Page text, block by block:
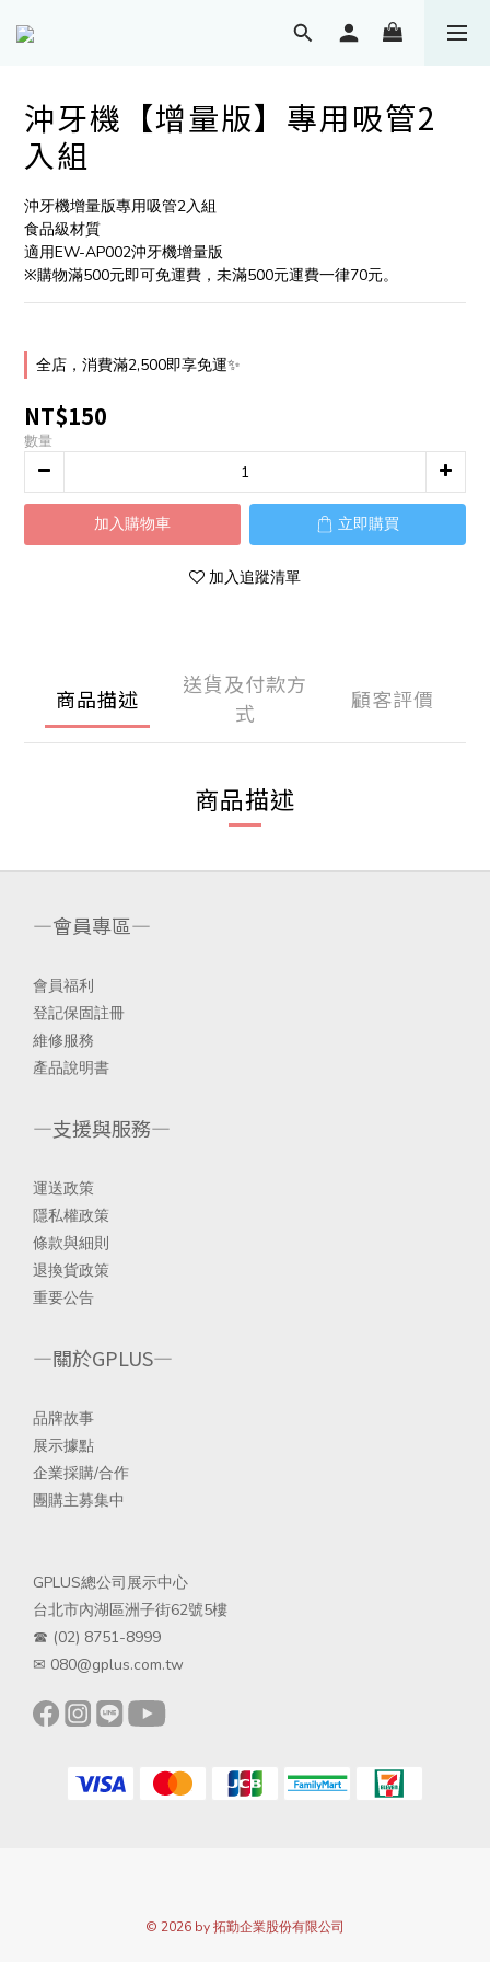
沖牙機【增量版】專用吸管2
入組
沖牙機增量版專用吸管2入組
食品級材質
適用EW-AP002沖牙機增量版
※購物滿500元即可免運費，未滿500元運費一律70元。
全店，消費滿2,500即享免運✨
NT$150
數量
加入購物車 立即購買
加入追蹤清單
商品描述
送貨及付款方
式
顧客評價
商品描述
—會員專區—
會員福利
登記保固註冊
維修服務
產品說明書
—支援與服務—
運送政策
隱私權政策
條款與細則
退換貨政策
重要公告
—關於GPLUS—
品牌故事
展示據點
企業採購/合作
團購主募集中
GPLUS總公司展示中心
台北市內湖區洲子街62號5樓
☎ (02) 8751-8999
✉ 080@gplus.com.tw
© 2026 by 拓勤企業股份有限公司